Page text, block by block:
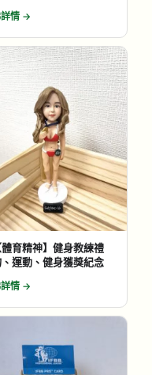
詳情 →
體育精神】健身教練禮
運動、健身獲獎紀念
詳情 →